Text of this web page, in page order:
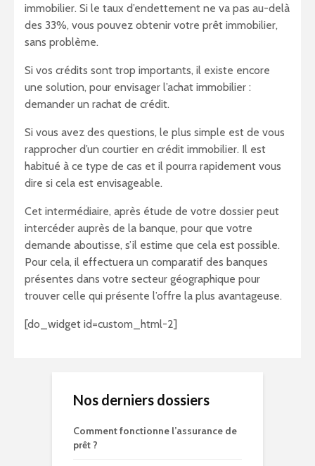
immobilier. Si le taux d’endettement ne va pas au-delà
des 33%, vous pouvez obtenir votre prêt immobilier,
sans problème.
Si vos crédits sont trop importants, il existe encore
une solution, pour envisager l’achat immobilier :
demander un rachat de crédit.
Si vous avez des questions, le plus simple est de vous
rapprocher d’un courtier en crédit immobilier. Il est
habitué à ce type de cas et il pourra rapidement vous
dire si cela est envisageable.
Cet intermédiaire, après étude de votre dossier peut
intercéder auprès de la banque, pour que votre
demande aboutisse, s’il estime que cela est possible.
Pour cela, il effectuera un comparatif des banques
présentes dans votre secteur géographique pour
trouver celle qui présente l’offre la plus avantageuse.
[do_widget id=custom_html-2]
Nos derniers dossiers
Comment fonctionne l’assurance de
prêt ?